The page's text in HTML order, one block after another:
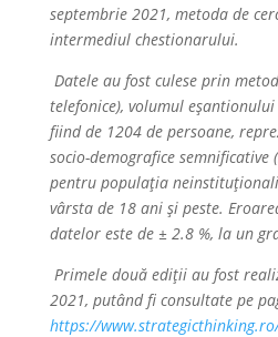
septembrie 2021, metoda de
intermediul chestionarului.
Datele au fost culese prin
telefonice), volumul
fiind de 1204 de persoane,
socio-demografice semnificative
pentru populația
vârsta de 18 ani și peste.
datelor este de ± 2.8 %, la un
Primele două ediții au fost
2021, putând fi consultate pe
https://